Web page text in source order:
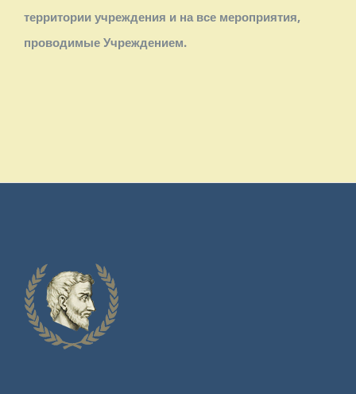
территории учреждения и на все мероприятия,
проводимые Учреждением.